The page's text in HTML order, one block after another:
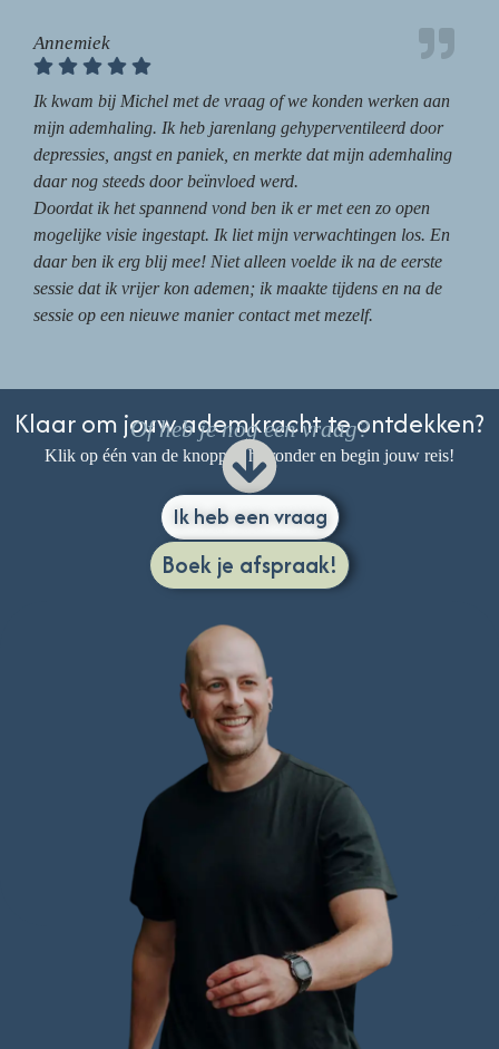
Annemiek
Ik kwam bij Michel met de vraag of we konden werken aan
mijn ademhaling. Ik heb jarenlang gehyperventileerd door
depressies, angst en paniek, en merkte dat mijn ademhaling
daar nog steeds door beïnvloed werd.
Doordat ik het spannend vond ben ik er met een zo open
mogelijke visie ingestapt. Ik liet mijn verwachtingen los. En
daar ben ik erg blij mee! Niet alleen voelde ik na de eerste
sessie dat ik vrijer kon ademen; ik maakte tijdens en na de
sessie op een nieuwe manier contact met mezelf.
Klaar om jouw ademkracht te ontdekken?
Of heb je nog een vraag?
Klik op één van de knoppen hieronder en begin jouw reis!
Ik heb een vraag
Boek je afspraak!